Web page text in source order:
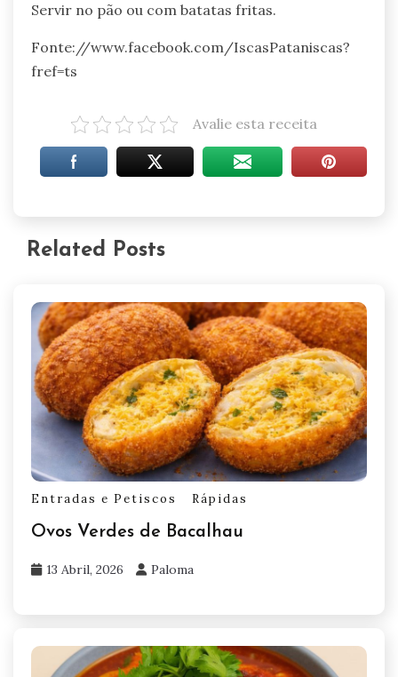
Servir no pão ou com batatas fritas.
Fonte://www.facebook.com/IscasPataniscas?
fref=ts
Avalie esta receita
Related Posts
Entradas e Petiscos Rápidas
Ovos Verdes de Bacalhau
13 Abril, 2026 Paloma